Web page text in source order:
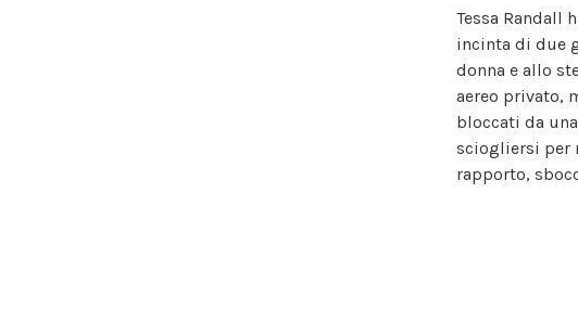
Tessa Randall
incinta di due
donna e allo
aereo privato,
bloccati da
sciogliersi per
rapporto,